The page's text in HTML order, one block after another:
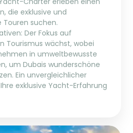
die exklusive und
suchen.
Der Fokus auf
Tourismus wächst, wobei
in umweltbewusste
um Dubais wunderschöne
Ein unvergleichlicher
exklusive Yacht-Erfahrung